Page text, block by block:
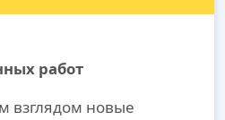
работ
взглядом новые